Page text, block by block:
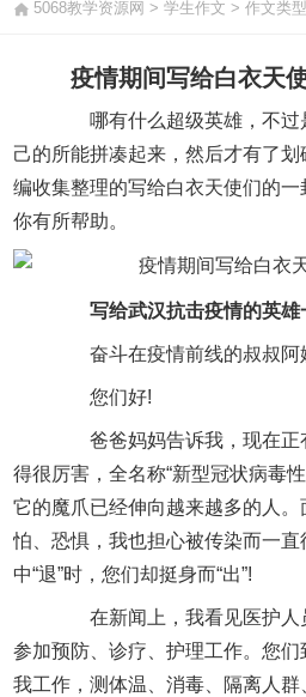
5068教学资源网 > 学生作文 > 作文类型
疫情期间写给白衣天
哪有什么超级英雄，不过
己的所能拼凑起来，然后才有了
编收集整理的写给白衣天使们的
你有所帮助。
写给武汉抗击疫情的英雄
奋斗在疫情前线的叔叔阿
您们好!
爸爸妈妈告诉我，现在正
得很厉害，全名称“新型冠状病毒性
它的魔爪已经伸向越来越多的人。
怕、恐惧，我也担心被传染而一
中“退”时，您们却挺身而“出”!
在新闻上，我看见医护人
参加预防、诊疗、护理工作。您
我工作，测体温、消毒、隔离人